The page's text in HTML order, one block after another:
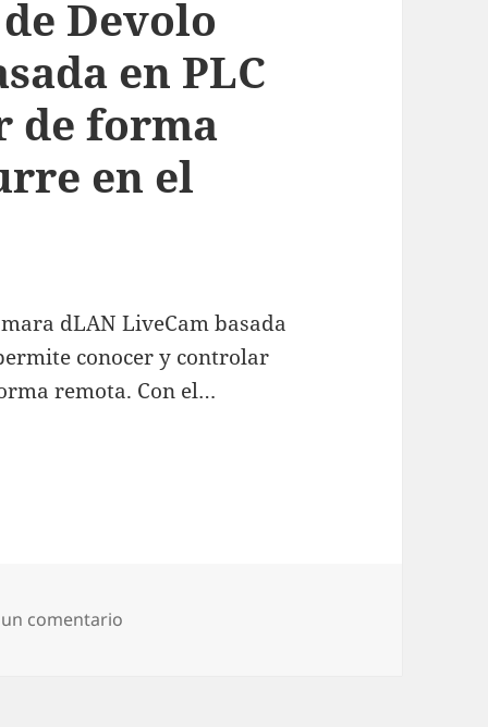
Devolo
en PLC
de forma
en el
dLAN LiveCam basada
conocer y controlar
remota. Con el…
comentario